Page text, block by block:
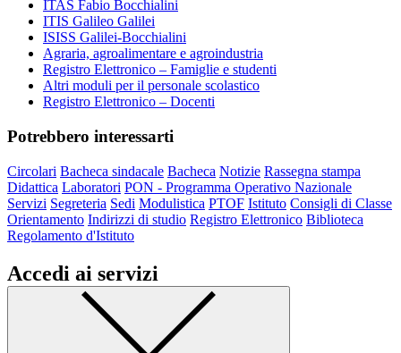
ITAS Fabio Bocchialini
ITIS Galileo Galilei
ISISS Galilei-Bocchialini
Agraria, agroalimentare e agroindustria
Registro Elettronico – Famiglie e studenti
Altri moduli per il personale scolastico
Registro Elettronico – Docenti
Potrebbero interessarti
Circolari Bacheca sindacale Bacheca Notizie Rassegna stampa
Didattica Laboratori PON - Programma Operativo Nazionale
Servizi Segreteria Sedi Modulistica PTOF Istituto Consigli di Classe
Orientamento Indirizzi di studio Registro Elettronico Biblioteca
Regolamento d'Istituto
Accedi ai servizi